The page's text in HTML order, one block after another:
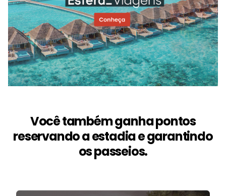
Você também ganha pontos
reservando a estadia e garantindo
os passeios.